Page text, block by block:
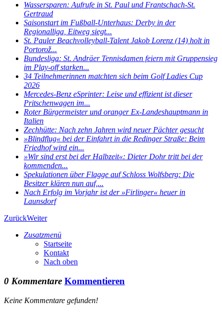
Wassersparen: Aufrufe in St. Paul und Frantschach-St.
Gertraud
Saisonstart im Fußball-Unterhaus: Derby in der
Regionalliga, Eitweg siegt...
St. Pauler Beachvolleyball-Talent Jakob Lorenz (14) holt in
Portorož...
Bundesliga: St. Andräer Tennisdamen feiern mit Gruppensieg
im Play-off starken...
34 Teilnehmerinnen matchten sich beim Golf Ladies Cup
2026
Mercedes-Benz eSprinter: Leise und effizient ist dieser
Pritschenwagen im...
Roter Bürgermeister und oranger Ex-Landeshauptmann in
Italien
Zechhütte: Nach zehn Jahren wird neuer Pächter gesucht
»Blindflug« bei der Einfahrt in die Redinger Straße: Beim
Friedhof wird ein...
»Wir sind erst bei der Halbzeit«: Dieter Dohr tritt bei der
kommenden...
Spekulationen über Flagge auf Schloss Wolfsberg: Die
Besitzer klären nun auf,...
Nach Erfolg im Vorjahr ist der »Firlinger« heuer in
Launsdorf
ZurückWeiter
Zusatzmenü
Startseite
Kontakt
Nach oben
0 Kommentare Kommentieren
Keine Kommentare gefunden!